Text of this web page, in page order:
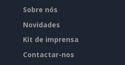
Sobre nós
Novidades
Kit de imprensa
Contactar-nos